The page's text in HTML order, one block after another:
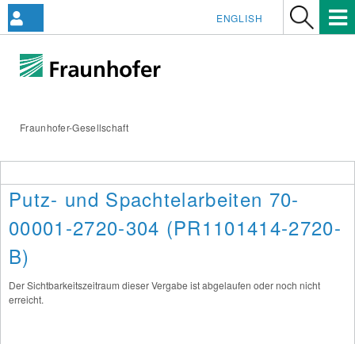
Fraunhofer-Gesellschaft
ENGLISH
Putz- und Spachtelarbeiten 70-
00001-2720-304 (PR1101414-2720-
B)
Der Sichtbarkeitszeitraum dieser Vergabe ist abgelaufen oder noch nicht
erreicht.